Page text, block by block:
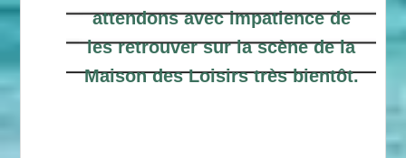
attendons avec impatience de
les retrouver sur la scène de la
Maison des Loisirs très bientôt.